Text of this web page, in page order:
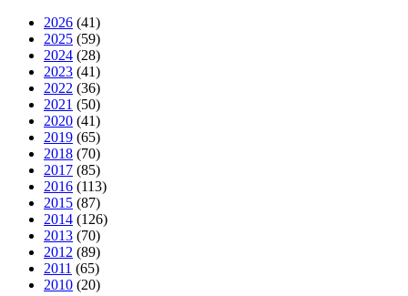
2026 (41)
2025 (59)
2024 (28)
2023 (41)
2022 (36)
2021 (50)
2020 (41)
2019 (65)
2018 (70)
2017 (85)
2016 (113)
2015 (87)
2014 (126)
2013 (70)
2012 (89)
2011 (65)
2010 (20)